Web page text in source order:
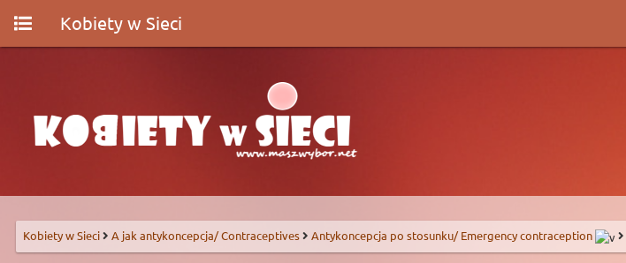
Kobiety w Sieci
Kobiety w Sieci A jak antykoncepcja/ Contraceptives Antykoncepcja po stosunku/ Emergency contraception